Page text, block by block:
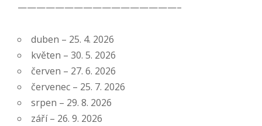
—————————————————–
duben – 25. 4. 2026
květen – 30. 5. 2026
červen – 27. 6. 2026
červenec – 25. 7. 2026
srpen – 29. 8. 2026
září – 26. 9. 2026